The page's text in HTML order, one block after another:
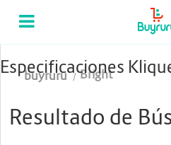
Categorias
Computación
Celulares y Tablets
Especificaciones
buyruru Bright
Resultado de